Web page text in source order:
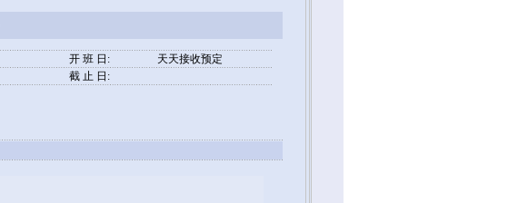
开 班 日:
天天接收预定
截 止 日: